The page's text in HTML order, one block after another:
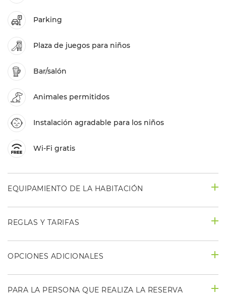
Parking
Plaza de juegos para niños
Bar/salón
Animales permitidos
Instalación agradable para los niños
Wi-Fi gratis
EQUIPAMIENTO DE LA HABITACIÓN
REGLAS Y TARIFAS
OPCIONES ADICIONALES
PARA LA PERSONA QUE REALIZA LA RESERVA